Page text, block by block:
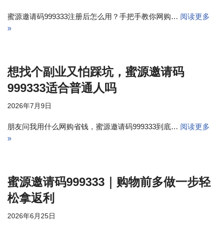
蜜源邀请码999333注册后怎么用？手把手教你网购… 阅读更多
»
想找个副业又怕踩坑，蜜源邀请码
999333适合普通人吗
2026年7月9日
朋友问我用什么网购省钱，蜜源邀请码999333到底… 阅读更多
»
蜜源邀请码999333｜购物前多做一步轻
松拿返利
2026年6月25日